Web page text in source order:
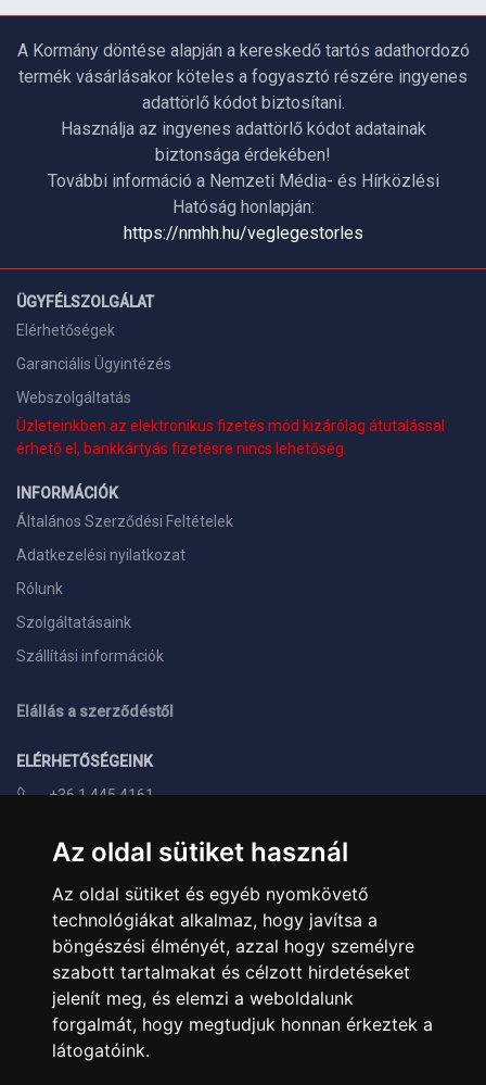
Az oldal sütiket használ
Az oldal sütiket és egyéb nyomkövető
technológiákat alkalmaz, hogy javítsa a
böngészési élményét, azzal hogy személyre
szabott tartalmakat és célzott hirdetéseket
jelenít meg, és elemzi a weboldalunk
forgalmát, hogy megtudjuk honnan érkeztek a
látogatóink.
A Kormány döntése alapján a kereskedő tartós adathordozó
termék vásárlásakor köteles a fogyasztó részére ingyenes
adattörlő kódot biztosítani.
Használja az ingyenes adattörlő kódot adatainak
biztonsága érdekében!
További információ a Nemzeti Média- és Hírközlési
Hatóság honlapján:
https://nmhh.hu/veglegestorles
ÜGYFÉLSZOLGÁLAT
Elérhetőségek
Garanciális Ügyintézés
Webszolgáltatás
Üzleteinkben az elektronikus fizetés mód kizárólag átutalással
érhető el, bankkártyás fizetésre nincs lehetőség.
INFORMÁCIÓK
Általános Szerződési Feltételek
Adatkezelési nyilatkozat
Rólunk
Szolgáltatásaink
Szállítási információk
Elállás a szerződéstől
ELÉRHETŐSÉGEINK
+36 1 445 4161
info@landcomputer.hu
1148 Budapest, Nagy Lajos király útja 24.
Nyitvatartás és kapcsolat
PARTNEREINK
Árukereső.hu